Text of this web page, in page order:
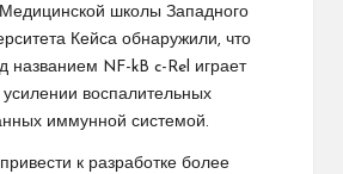
школы Западного
Кейса обнаружили, что
названием NF-kB c-Rel играет
воспалительных
иммунной системой.
к разработке более